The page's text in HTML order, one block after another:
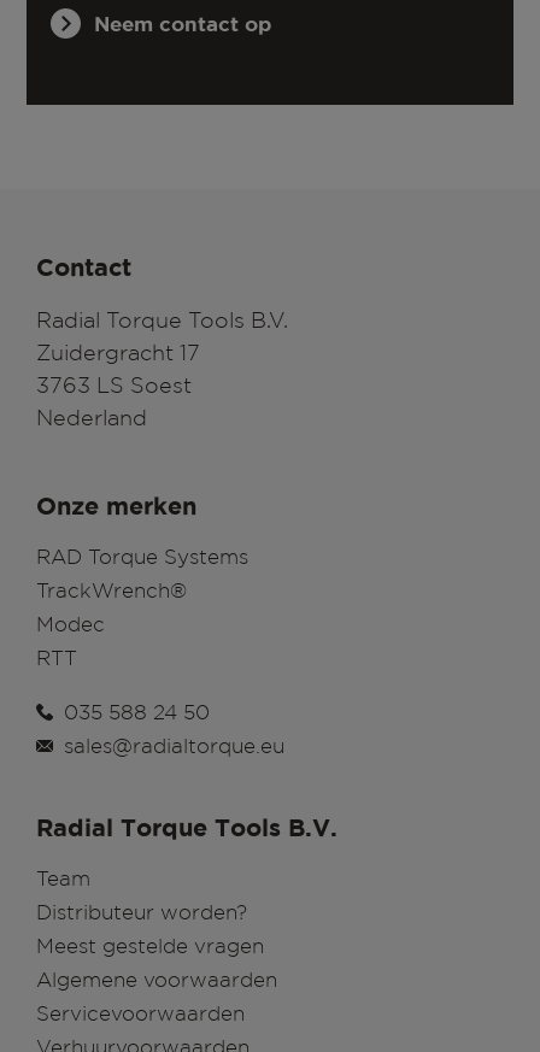
Neem contact op
Contact
Radial Torque Tools B.V.
Zuidergracht 17
3763 LS Soest
Nederland
Onze merken
RAD Torque Systems
TrackWrench®
Modec
RTT
035 588 24 50
sales@radialtorque.eu
Radial Torque Tools B.V.
Team
Distributeur worden?
Meest gestelde vragen
Algemene voorwaarden
Servicevoorwaarden
Verhuurvoorwaarden